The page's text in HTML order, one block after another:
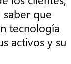
saber que
tecnología
activos y su